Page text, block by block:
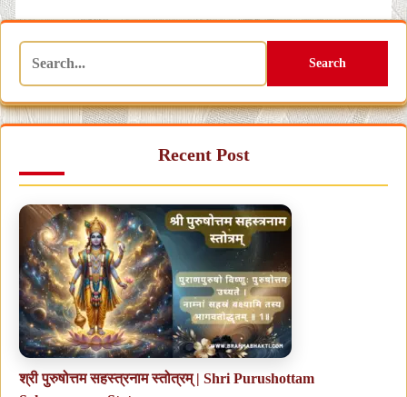
Search
Recent Post
श्री पुरुषोत्तम सहस्त्रनाम स्तोत्रम् | Shri Purushottam